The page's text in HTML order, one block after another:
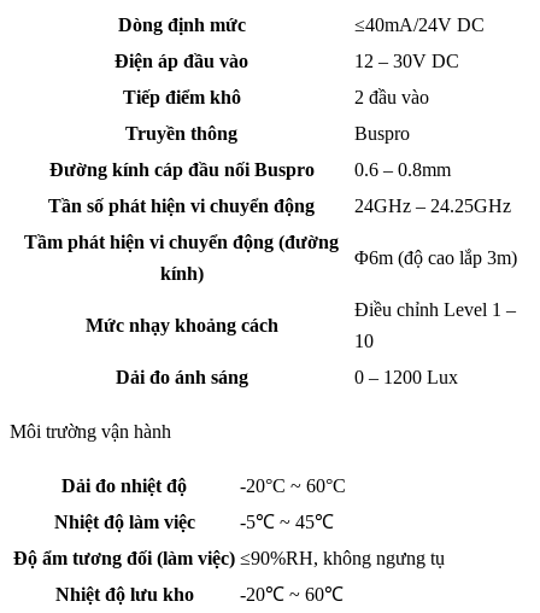
Dòng định mức
≤40mA/24V DC
Điện áp đầu vào
12 – 30V DC
Tiếp điểm khô
2 đầu vào
Truyền thông
Buspro
Đường kính cáp đầu nối Buspro
0.6 – 0.8mm
Tần số phát hiện vi chuyển động
24GHz – 24.25GHz
Tầm phát hiện vi chuyển động (đường
kính)
Φ6m (độ cao lắp 3m)
Mức nhạy khoảng cách
Điều chỉnh Level 1 –
10
Dải đo ánh sáng
0 – 1200 Lux
Môi trường vận hành
Dải đo nhiệt độ
-20°C ~ 60°C
Nhiệt độ làm việc
-5℃ ~ 45℃
Độ ẩm tương đối (làm việc) ≤90%RH, không ngưng tụ
Nhiệt độ lưu kho
-20℃ ~ 60℃